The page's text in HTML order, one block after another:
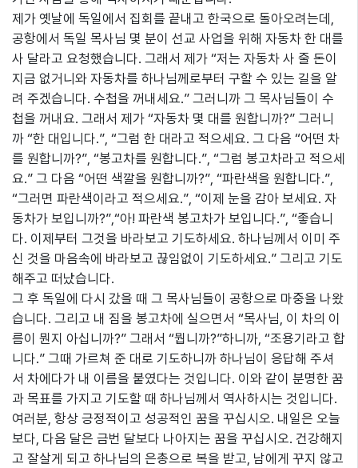
제가 옛날에 독일에서 집회를 끝내고 한국으로 돌아오려는데,
공항에서 독일 목사님 몇 분이 선교 사업을 위해 자동차 한 대를
사 달라고 요청했습니다. 그래서 제가 “저는 자동차 사 줄 돈이
지금 없거니와 자동차를 하나님께로부터 구할 수 있는 길을 알
려 주겠습니다. 수첩을 꺼내세요.” 그러니까 그 목사님들이 수
첩을 꺼내요. 그래서 제가 “자동차 몇 대를 원합니까?” 그러니
까 “한 대입니다.”, “그럼 한 대라고 적으세요. 그 다음 “어떤 차
를 원합니까?”, “봉고차를 원합니다.”, “그럼 봉고차라고 적으세
요.” 그 다음 “어떤 색깔을 원합니까?”, “파란색을 원합니다.”,
“그러면 파란색이라고 적으세요.”, “이제 눈을 감아 보세요. 자
동차가 보입니까?”,“아! 파란색 봉고차가 보입니다.”, “좋습니
다. 이제부터 그것을 바라보고 기도하세요. 하나님께서 이미 주
신 것을 마음속에 바라보고 끊임없이 기도하세요.” 그리고 기도
해주고 떠났습니다.
그 후 독일에 다시 갔을 때 그 목사님들이 공항으로 마중을 나왔
습니다. 그리고 내 짐을 봉고차에 실으면서 “목사님, 이 차의 이
름이 뭔지 아십니까?” 그래서 “뭡니까?”하니까, “조용기라고 합
니다.” 그때 가르쳐 준 대로 기도하니까 하나님이 응답해 주셔
서 차에다가 내 이름을 붙였다는 것입니다. 이와 같이 분명한 꿈
과 목표를 가지고 기도할 때 하나님께서 역사하시는 것입니다.
여러분, 항상 긍정적이고 성공적인 꿈을 꾸십시오. 내일은 오늘
보다, 다음 달은 금번 달보다 나아지는 꿈을 꾸십시오. 건강해지
고 잘살게 되고 하나님의 은총으로 복을 받고, 남에게 꾸지 않고